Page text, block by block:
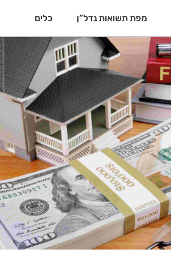
מפת תשואות נדל”ן כלים